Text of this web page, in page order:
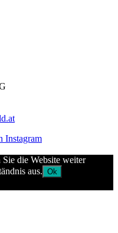
die Website weiter
aus. Ok